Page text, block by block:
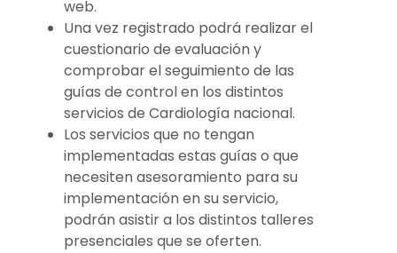
web.
Una vez registrado podrá realizar el
cuestionario de evaluación y
comprobar el seguimiento de las
guías de control en los distintos
servicios de Cardiología nacional.
Los servicios que no tengan
implementadas estas guías o que
necesiten asesoramiento para su
implementación en su servicio,
podrán asistir a los distintos talleres
presenciales que se oferten.